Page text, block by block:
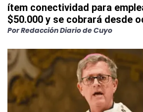
ítem conectividad para
$50.000 y se cobrará desde
PorRedacción Diario de Cuyo